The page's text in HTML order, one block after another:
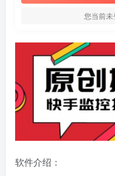
您当前
软件介绍：